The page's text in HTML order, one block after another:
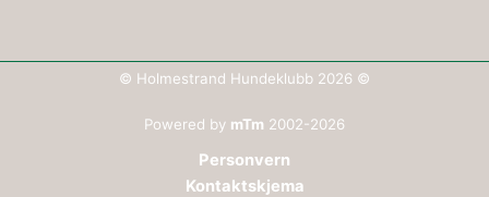
© Holmestrand Hundeklubb 2026 ©
Powered by mTm 2002-2026
Personvern
Kontaktskjema